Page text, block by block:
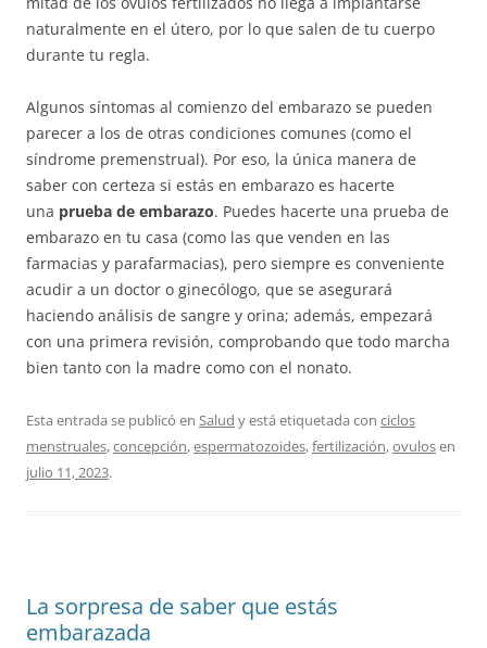
naturalmente en el útero, por lo que salen de tu cuerpo
durante tu regla.
Algunos síntomas al comienzo del embarazo se pueden
parecer a los de otras condiciones comunes (como el
síndrome premenstrual). Por eso, la única manera de
saber con certeza si estás en embarazo es hacerte
una prueba de embarazo. Puedes hacerte una prueba de
embarazo en tu casa (como las que venden en las
farmacias y parafarmacias), pero siempre es conveniente
acudir a un doctor o ginecólogo, que se asegurará
haciendo análisis de sangre y orina; además, empezará
con una primera revisión, comprobando que todo marcha
bien tanto con la madre como con el nonato.
Esta entrada se publicó en Salud y está etiquetada con ciclos
menstruales,concepción,espermatozoides,fertilización,ovulosen
julio 11, 2023.
La sorpresa de saber que estás
embarazada